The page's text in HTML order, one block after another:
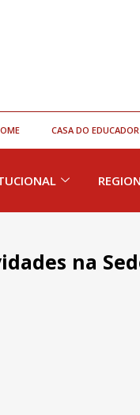
CASA DO EDUCADOR
na